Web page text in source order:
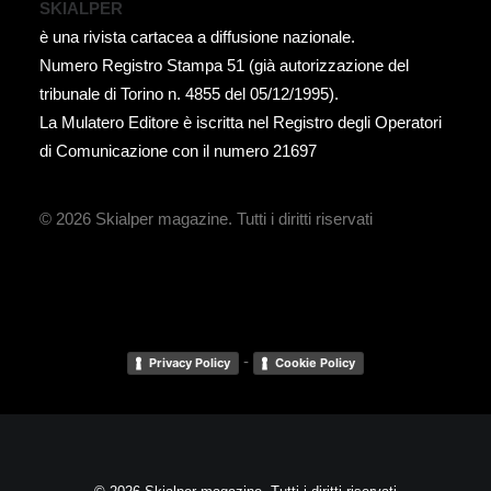
SKIALPER
è una rivista cartacea a diffusione nazionale.
Numero Registro Stampa 51 (già autorizzazione del
tribunale di Torino n. 4855 del 05/12/1995).
La Mulatero Editore è iscritta nel Registro degli Operatori
di Comunicazione con il numero 21697
© 2026 Skialper magazine. Tutti i diritti riservati
Privacy Policy - Cookie Policy